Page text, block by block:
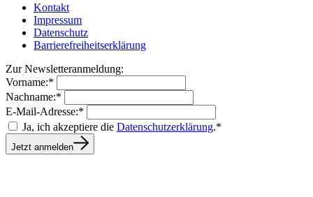
Kontakt
Impressum
Datenschutz
Barrierefreiheitserklärung
Zur Newsletteranmeldung:
Vorname:*
Nachname:*
E-Mail-Adresse:*
Ja, ich akzeptiere die Datenschutzerklärung.*
Jetzt anmelden